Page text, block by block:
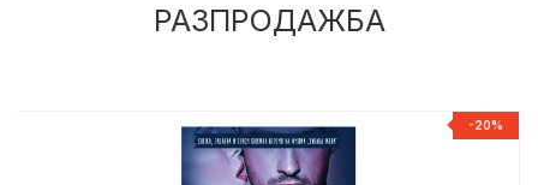
РАЗПРОДАЖБА
-20%